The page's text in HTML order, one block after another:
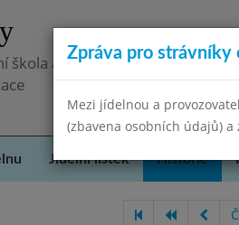
škola a mateřská škola,
Jídelní lístek Historie
Zpráva pro strávníky
Mezi jídelnou a
(zbavena osobních údajů)